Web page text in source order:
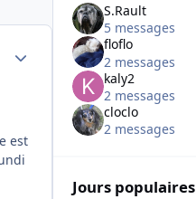
Author stats
est
S.Rault
5 messages
floflo
2 messages
kaly2
2 messages
cloclo
2 messages
Jours populaires